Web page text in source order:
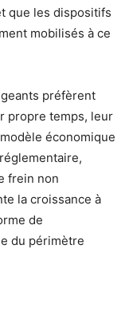
que les dispositifs
mobilisés à ce
préfèrent
propre temps, leur
économique
réglementaire,
frein non
la croissance à
de
du périmètre